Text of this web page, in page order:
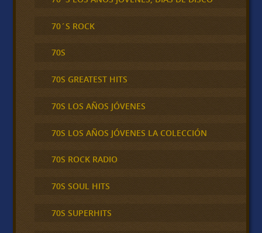
70´S ROCK
70S
70S GREATEST HITS
70S LOS AÑOS JÓVENES
70S LOS AÑOS JÓVENES LA COLECCIÓN
70S ROCK RADIO
70S SOUL HITS
70S SUPERHITS